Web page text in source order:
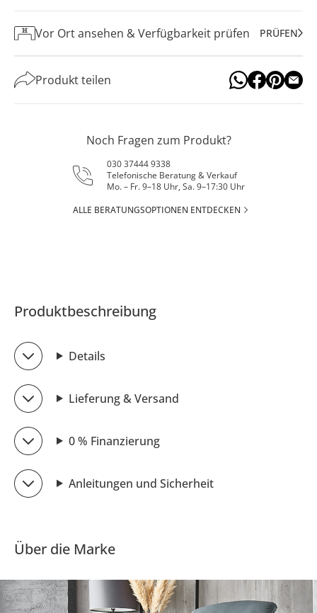
Vor Ort ansehen & Verfügbarkeit prüfen PRÜFEN
Produkt teilen
Noch Fragen zum Produkt?
030 37444 9338
Telefonische Beratung & Verkauf
Mo. – Fr. 9–18 Uhr, Sa. 9–17:30 Uhr
ALLE BERATUNGSOPTIONEN ENTDECKEN
Produktbeschreibung
Details
Lieferung & Versand
0 % Finanzierung
Anleitungen und Sicherheit
Über die Marke